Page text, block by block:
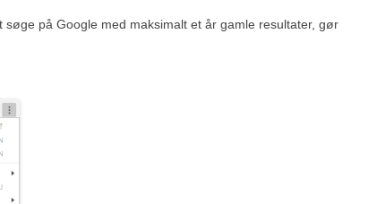
søge på Google med maksimalt et år gamle resultater, gør